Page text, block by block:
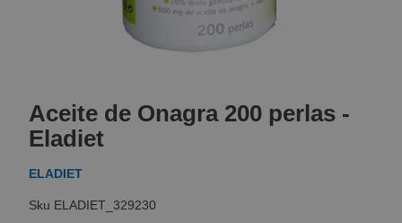
the
beginning
of
the
gallery
Aceite de Onagra 200 perlas -
Eladiet
ELADIET
ELADIET_329230